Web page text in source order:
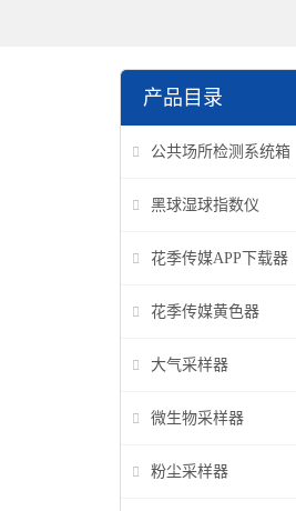
产品目录
公共场所检测系统箱
黑球湿球指数仪
花季传媒APP下载器
花季传媒黄色器
大气采样器
微生物采样器
粉尘采样器